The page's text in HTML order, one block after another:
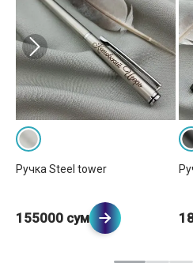
Ручка Steel tower
155000 сум